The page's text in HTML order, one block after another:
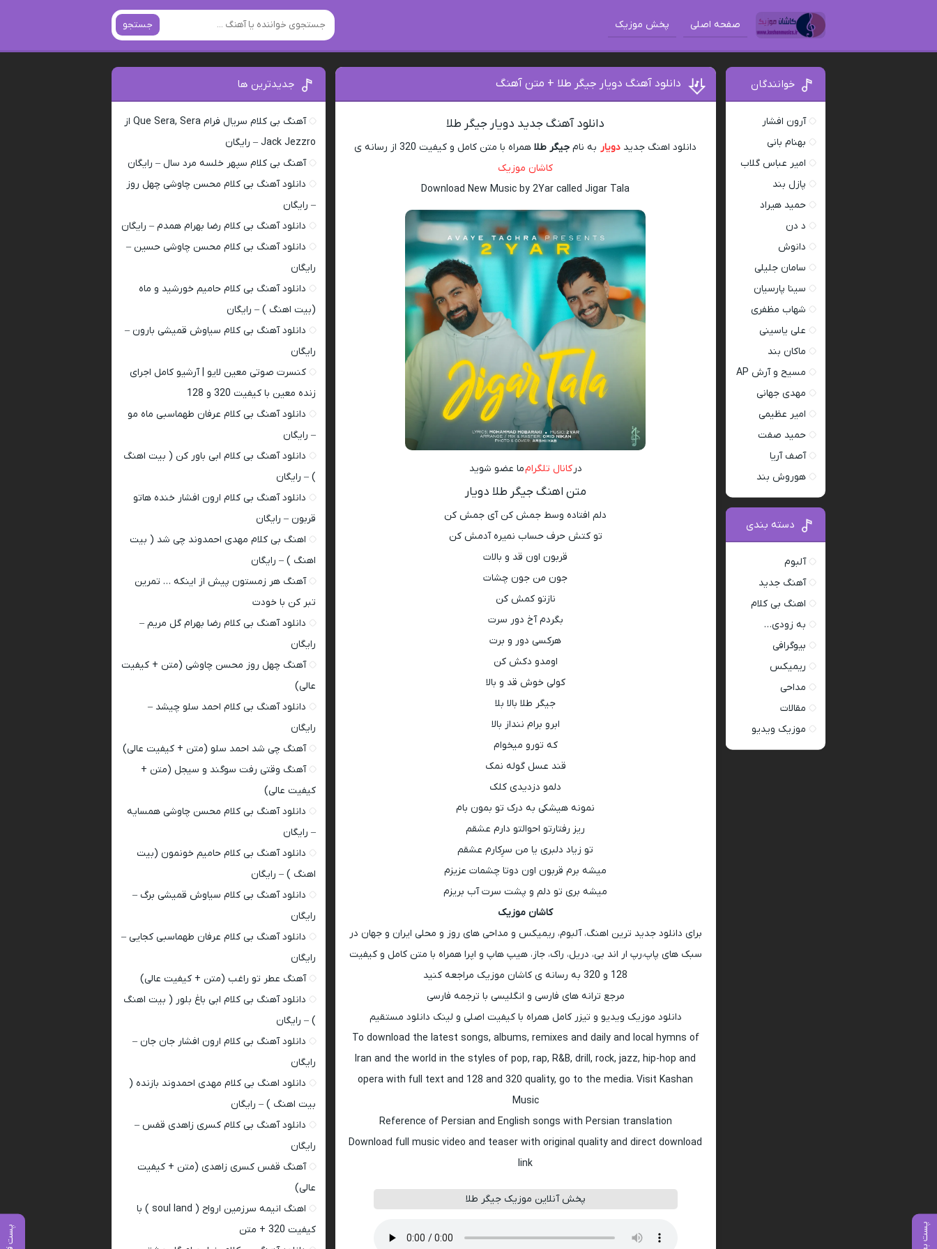
صفحه اصلی پخش موزیک جستجو
دانلود آهنگ دویار جیگر طلا + متن آهنگ
دانلود آهنگ جدید دویار جیگر طلا
دانلود اهنگ جدید دویار به نام جیگر طلاهمراه با متن کامل و کیفیت 320 از رسانه ی
کاشان موزیک
Download New Music by 2Yar called Jigar Tala
در کانال تلگرامما عضو شوید
متن اهنگ جیگر طلا دویار
دلم افتاده وسط جمش کن آی جمش کن
تو کتش حرف حساب نمیره آدمش کن
قربون اون قد و بالات
جون من جون چشات
نازتو کمش کن
بگردم آخ دور سرت
هرکسی دور و برت
اومدو دکش کن
کولی خوش قد و بالا
جیگر طلا بالا بلا
ابرو برام ننداز بالا
که تورو میخوام
قند عسل گوله نمک
دلمو دزدیدی کلک
نمونه هیشکی به درک تو بمون بام
ریز رفتارتو احوالتو دارم عشقم
تو زیاد دلبری یا من سرِکارم عشقم
میشه برم قربون اون دوتا چشمات عزیزم
میشه بری تو دلم و پشت سرت آب بریزم
کاشان موزیک
برای دانلود جدید ترین اهنگ، آلبوم، ریمیکس و مداحی های روز و محلی ایران و جهان در
سبک های پاپ،رپ ار اند بی، دریل، راک، جاز، هیپ هاپ و اپرا همراه با متن کامل و کیفیت
128 و 320 به رسانه ی کاشان موزیک مراجعه کنید
مرجع ترانه های فارسی و انگلیسی با ترجمه فارسی
دانلود موزیک ویدیو و تیزر کامل همراه با کیفیت اصلی و لینک دانلود مستقیم
To download the latest songs, albums, remixes and daily and local hymns of
Iran and the world in the styles of pop, rap, R&B, drill, rock, jazz, hip-hop and
opera with full text and 128 and 320 quality, go to the media. Visit Kashan
Music
Reference of Persian and English songs with Persian translation
Download full music video and teaser with original quality and direct download
link
پخش آنلاین موزیک جیگر طلا
خوانندگان
آرون افشار
بهنام بانی
امیر عباس گلاب
پازل بند
حمید هیراد
د دن
دانوش
سامان جلیلی
سینا پارسیان
شهاب مظفری
علی یاسینی
ماکان بند
مسیح و آرش AP
مهدی جهانی
امیر عظیمی
حمید صفت
آصف آریا
هوروش بند
دسته بندی
آلبوم
آهنگ جدید
اهنگ بی کلام
به زودی…
بیوگرافی
ریمیکس
مداحی
مقالات
موزیک ویدیو
جدیدترین ها
آهنگ بی کلام سریال فرام Que Sera, Sera از
Jack Jezzro – رایگان
آهنگ بی کلام سپهر خلسه مرد سال – رایگان
دانلود آهنگ بی کلام محسن چاوشی چهل روز
– رایگان
دانلود آهنگ بی کلام رضا بهرام همدم – رایگان
دانلود آهنگ بی کلام محسن چاوشی حسین –
رایگان
دانلود آهنگ بی کلام حامیم خورشید و ماه
(بیت اهنگ ) – رایگان
دانلود آهنگ بی کلام سیاوش قمیشی بارون –
رایگان
کنسرت صوتی معین لایو | آرشیو کامل اجرای
زنده معین با کیفیت 320 و 128
دانلود آهنگ بی کلام عرفان طهماسبی ماه مو
– رایگان
دانلود آهنگ بی کلام ابی باور کن ( بیت اهنگ
) – رایگان
دانلود آهنگ بی کلام ارون افشار خنده هاتو
قربون – رایگان
اهنگ بی کلام مهدی احمدوند چی شد ( بیت
اهنگ ) – رایگان
آهنگ هر زمستون پیش از اینکه … تمرین
تبر کن با خودت
دانلود آهنگ بی کلام رضا بهرام گل مریم –
رایگان
آهنگ چهل روز محسن چاوشی (متن + کیفیت
عالی)
دانلود آهنگ بی کلام احمد سلو چیشد –
رایگان
آهنگ چی شد احمد سلو (متن + کیفیت عالی)
آهنگ وقتی رفت سوگند و سیجل (متن +
کیفیت عالی)
دانلود آهنگ بی کلام محسن چاوشی همسایه
– رایگان
دانلود آهنگ بی کلام حامیم خونمون (بیت
اهنگ ) – رایگان
دانلود آهنگ بی کلام سیاوش قمیشی برگ –
رایگان
دانلود آهنگ بی کلام عرفان طهماسبی کجایی –
رایگان
آهنگ عطر تو راغب (متن + کیفیت عالی)
دانلود آهنگ بی کلام ابی باغ بلور ( بیت اهنگ
) – رایگان
دانلود آهنگ بی کلام ارون افشار جان جان –
رایگان
دانلود اهنگ بی کلام مهدی احمدوند بازنده (
بیت اهنگ ) – رایگان
دانلود آهنگ بی کلام کسری زاهدی قفس –
رایگان
آهنگ قفس کسری زاهدی (متن + کیفیت
عالی)
اهنگ انیمه سرزمین ارواح ( soul land ) با
کیفیت 320 + متن